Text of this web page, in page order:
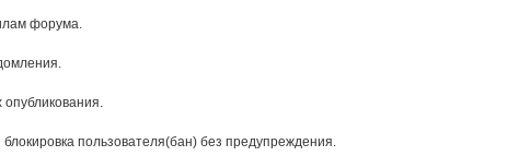
форума.
пользователя(бан) без предупреждения.